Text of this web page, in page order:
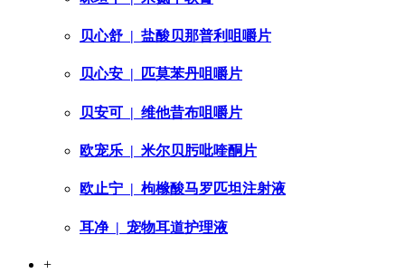
贝心舒 | 盐酸贝那普利咀嚼片
贝心安 | 匹莫苯丹咀嚼片
贝安可 | 维他昔布咀嚼片
欧宠乐 | 米尔贝肟吡喹酮片
欧止宁 | 枸橼酸马罗匹坦注射液
耳净| 宠物耳道护理液
+